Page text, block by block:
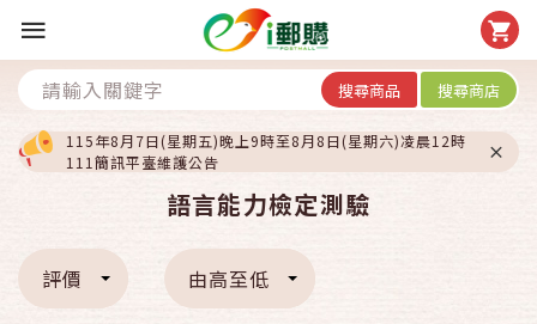
搜尋商品 搜尋商店
115年8月7日(星期五)晚上9時至8月8日(星期六)凌晨12時
111簡訊平臺維護公告
語言能力檢定測驗
評價 由高至低